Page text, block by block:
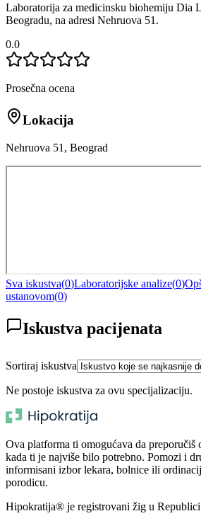
Laboratorija za medicinsku biohemiju Dia
Beogradu, na adresi Nehruova 51.
0.0
Prosečna ocena
Lokacija
Nehruova 51, Beograd
Sva iskustva(0)Laboratorijske analize(0)
ustanovom(0)
Iskustva pacijenata
Sortiraj iskustva
Ne postoje iskustva za ovu specijalizaciju.
Ova platforma ti omogućava da preporučiš
kada ti je najviše bilo potrebno. Pomozi i
informisani izbor lekara, bolnice ili
porodicu.
Hipokratija® je registrovani žig u